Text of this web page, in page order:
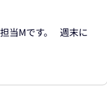
当Mです。 週末に